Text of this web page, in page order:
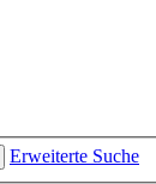
Erweiterte Suche